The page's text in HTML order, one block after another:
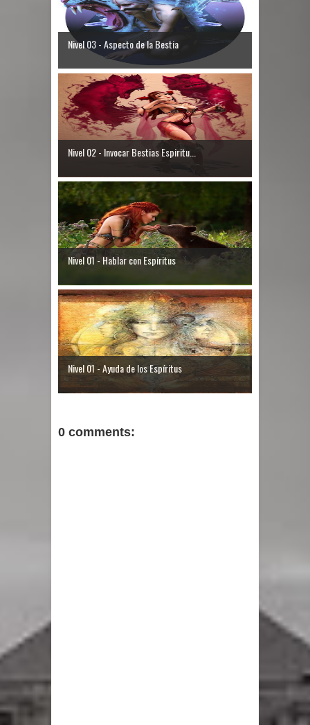
Nivel 03 - Aspecto de la Bestia
Nivel 02 - Invocar Bestias Espiritu...
Nivel 01 - Hablar con Espíritus
Nivel 01 - Ayuda de los Espíritus
0 comments: